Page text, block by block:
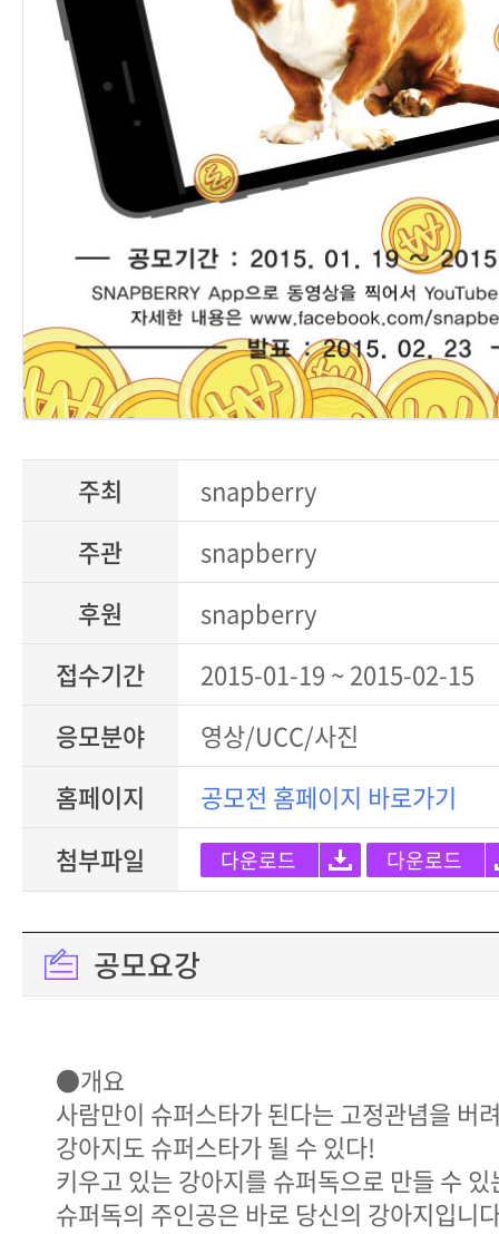
주최
snapberry
주관
snapberry
후원
snapberry
접수기간
2015-01-19 ~ 2015-02-15
응모분야
영상/UCC/사진
홈페이지
공모전 홈페이지 바로가기
첨부파일
다운로드 다운로드
공모요강
●개요
사람만이 슈퍼스타가 된다는 고정관념을 버
강아지도 슈퍼스타가 될 수 있다!
키우고 있는 강아지를 슈퍼독으로 만들 수
슈퍼독의 주인공은 바로 당신의 강아지입니